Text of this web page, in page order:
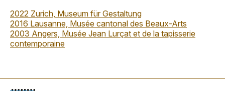
2022 Zurich, Museum für Gestaltung
2016 Lausanne, Musée cantonal des Beaux-Arts
2003 Angers, Musée Jean Lurçat et de la tapisserie
contemporaine